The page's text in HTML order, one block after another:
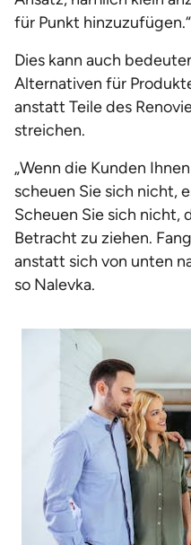
für Punkt hinzuzufügen.“
Dies kann auch
Alternativen für
anstatt Teile des
streichen.
„Wenn die Kunden
scheuen Sie sich nicht,
Scheuen Sie sich nicht,
Betracht zu ziehen.
anstatt sich von unten
so Nalevka.